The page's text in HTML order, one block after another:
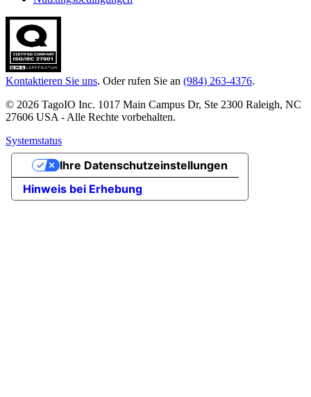
Kontaktieren Sie uns. Oder rufen Sie an (984) 263-4376.
© 2026 TagoIO Inc. 1017 Main Campus Dr, Ste 2300 Raleigh, NC
27606 USA - Alle Rechte vorbehalten.
Systemstatus
Hinweis bei Erhebung
Ihre Datenschutzeinstellungen